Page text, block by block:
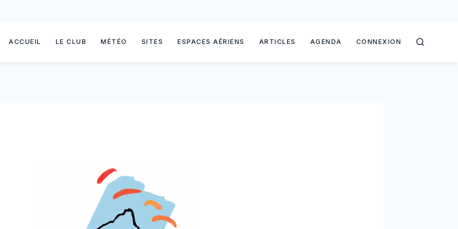
ACCUEIL LE CLUB MÉTÉO SITES ESPACES AÉRIENS ARTICLES AGENDA CONNEXION